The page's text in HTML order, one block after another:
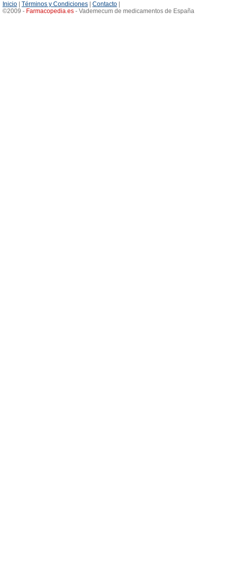
Inicio Términos y Condiciones Contacto
©2009 - Farmacopedia.es - Vademecum de medicamentos de España